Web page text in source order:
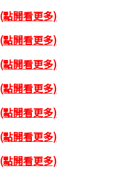
(點開看更多)
(點開看更多)
(點開看更多)
(點開看更多)
(點開看更多)
(點開看更多)
(點開看更多)